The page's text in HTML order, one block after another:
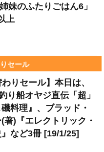
妹のふたりごはん6」
上
セール
りセール】本日は、
り船オヤジ直伝「超」
料理』、ブラッド・
(著)『エレクトリック・
など3冊 [19/1/25]